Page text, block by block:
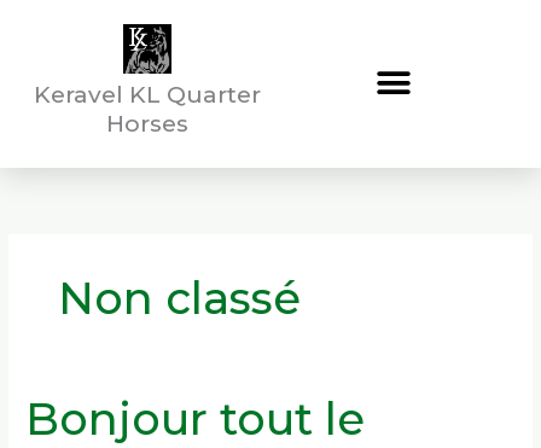
Keravel KL Quarter
Horses
Non classé
Bonjour tout le
Bonjour
tout